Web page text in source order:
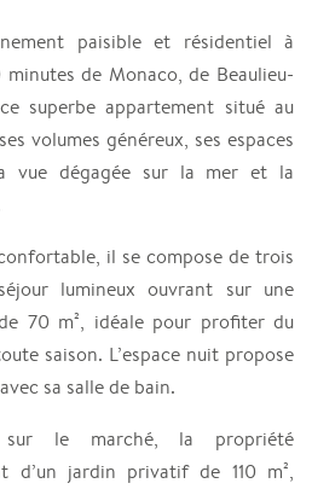
paisible et résidentiel à
minutes de Monaco, de Beaulieu-
superbe appartement situé au
volumes généreux, ses espaces
vue dégagée sur la mer et la
il se compose de trois
lumineux ouvrant sur une
70 m², idéale pour profiter du
saison. L’espace nuit propose
sa salle de bain.
le marché, la propriété
d’un jardin privatif de 110 m²,